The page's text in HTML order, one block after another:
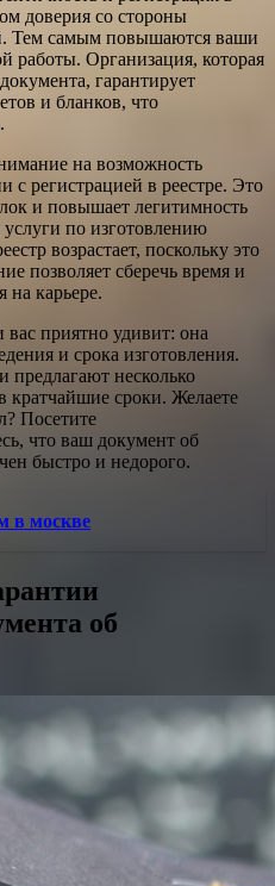
доверия со стороны
Тем самым повышаются ваши
работы. Организация, которая
гарантирует
и бланков, что
на возможность
с регистрацией в реестре. Это
и повышает легитимность
по изготовлению
возрастает, поскольку это
позволяет сберечь время и
на карьере.
приятно удивит: она
и срока изготовления.
несколько
кратчайшие сроки. Желаете
Посетите
что ваш документ об
быстро и недорого.
в москве
об